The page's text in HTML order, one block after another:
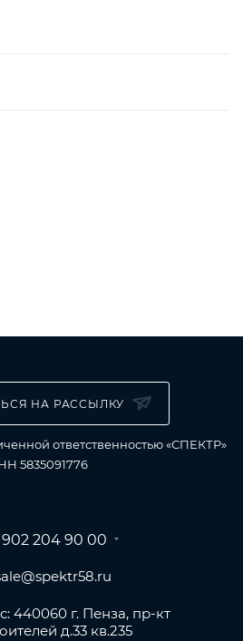
НА РАССЫЛКУ
ответственностью «СПЕКТР»
5835091776
902 204 90 00
440060 г. Пенза, пр-кт
д.33 кв.235